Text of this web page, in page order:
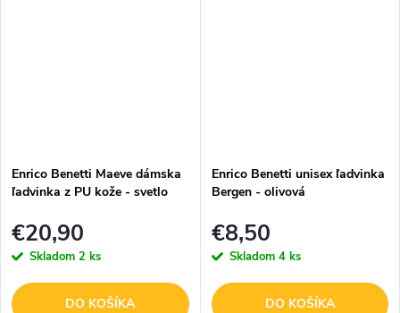
Enrico Benetti Maeve dámska
ľadvinka z PU kože - svetlo
€20,90
Skladom 2 ks
DO KOŠÍKA
Enrico Benetti unisex ľadvinka
Bergen - olivová
€8,50
Skladom 4 ks
DO KOŠÍKA